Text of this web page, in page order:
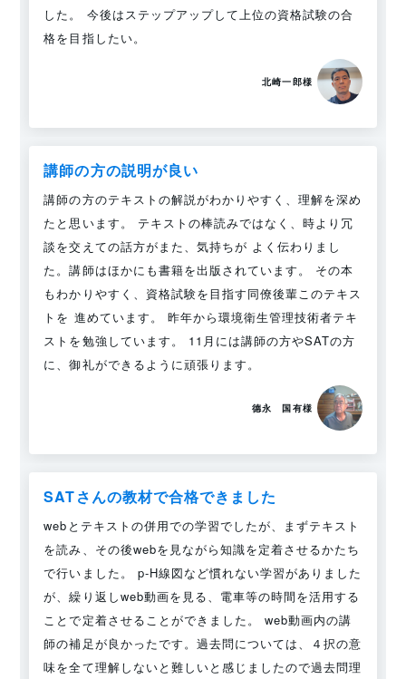
した。 今後はステップアップして上位の資格試験の合
格を目指したい。
北崎一郎様
講師の方の説明が良い
講師の方のテキストの解説がわかりやすく、理解を深め
たと思います。 テキストの棒読みではなく、時より冗
談を交えての話方がまた、気持ちが よく伝わりまし
た。講師はほかにも書籍を出版されています。 その本
もわかりやすく、資格試験を目指す同僚後輩このテキス
トを 進めています。 昨年から環境衛生管理技術者テキ
ストを勉強しています。 11月には講師の方やSATの方
に、御礼ができるように頑張ります。
德永　国有様
SATさんの教材で合格できました
webとテキストの併用での学習でしたが、まずテキスト
を読み、その後webを見ながら知識を定着させるかたち
で行いました。 p-H線図など慣れない学習がありました
が、繰り返しweb動画を見る、電車等の時間を活用する
ことで定着させることができました。 web動画内の講
師の補足が良かったです。過去問については、４択の意
味を全て理解しないと難しいと感じましたので過去問理